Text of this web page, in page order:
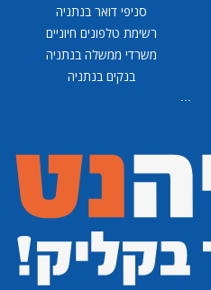
סניפי דואר בנתניה
רשימת טלפונים חיוניים
משרדי ממשלה בנתניה
בנקים בנתניה
...